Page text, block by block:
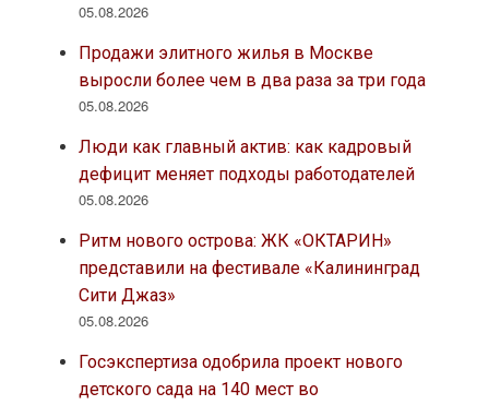
05.08.2026
Продажи элитного жилья в Москве
выросли более чем в два раза за три года
05.08.2026
Люди как главный актив: как кадровый
дефицит меняет подходы работодателей
05.08.2026
Ритм нового острова: ЖК «ОКТАРИН»
представили на фестивале «Калининград
Сити Джаз»
05.08.2026
Госэкспертиза одобрила проект нового
детского сада на 140 мест во